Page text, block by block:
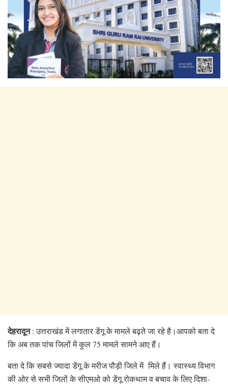
देहरादून: उत्तराखंड में लगातार डेंगू के मामले बढ़ते जा रहे है।आपको बता दे
कि अब तक पांच जिलों में कुल 75 मामले सामने आए हैं।
बता दे कि सबसे ज्यादा डेंगू के मरीज पौड़ी जिले में मिले हैं। स्वास्थ्य विभाग
की ओर से सभी जिलों के सीएमओ को डेंगू रोकथाम व बचाव के लिए दिशा-